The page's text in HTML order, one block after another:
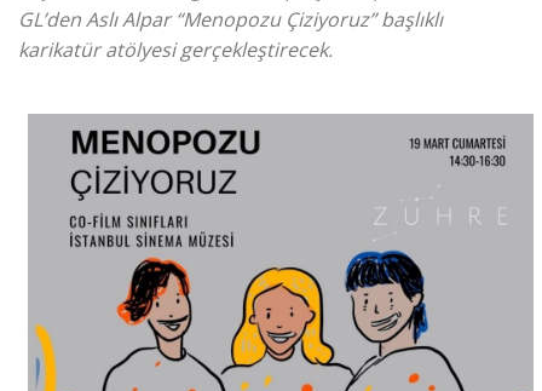
GL’den Aslı Alpar “Menopozu Çiziyoruz” başlıklı
karikatür atölyesi gerçekleştirecek.